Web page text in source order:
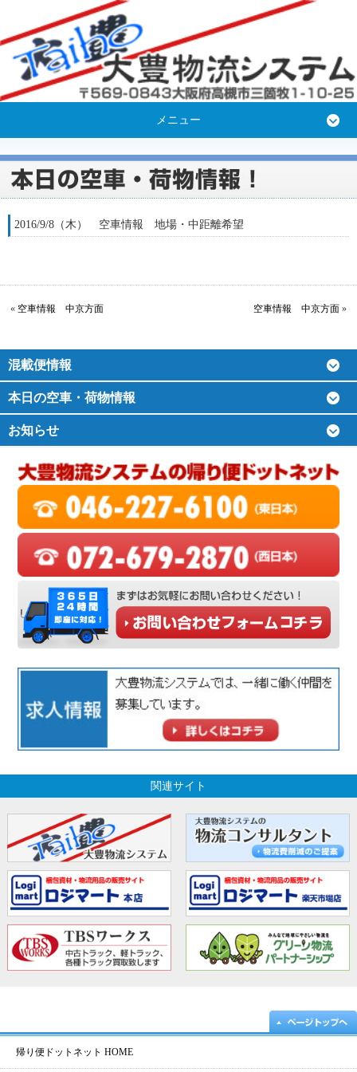
メニュー
2016/9/8（木） 空車情報 地場・中距離希望
« 空車情報 中京方面 空車情報 中京方面 »
混載便情報
本日の空車・荷物情報
お知らせ
関連サイト
帰り便ドットネット HOME